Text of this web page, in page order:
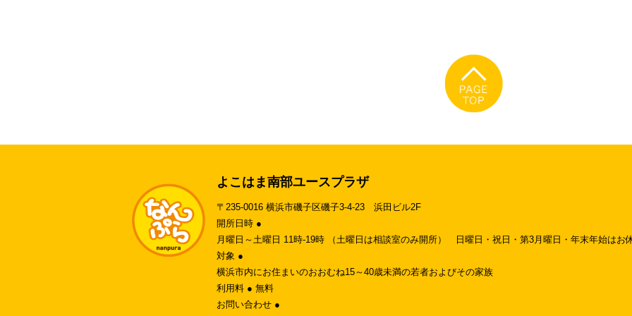
よこはま南部ユースプラザ
〒235-0016 横浜市磯子区磯子3-4-23 浜田ビル2F
開所日時 ●
月曜日～土曜日 11時-19時 （土曜日は相談室のみ開所）
日曜日・祝日・第3月曜日・年末年始はお
対象 ●
横浜市内にお住まいのおおむね15～40歳未満の若者およびその家族
利用料 ● 無料
お問い合わせ ●